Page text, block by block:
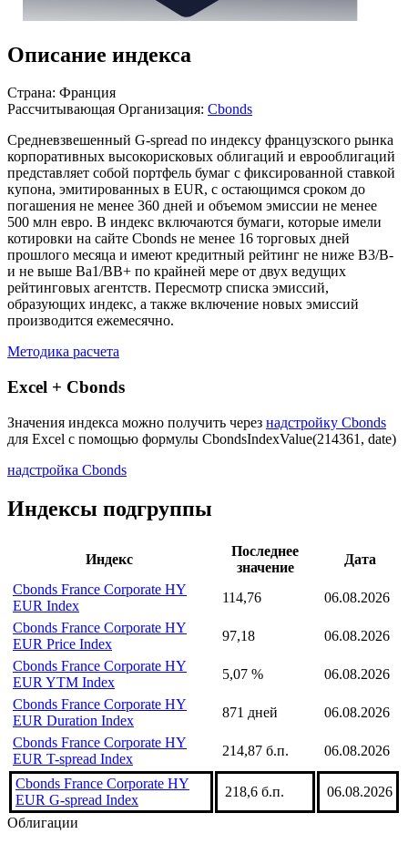
Описание индекса
Страна: Франция
Рассчитывающая Организация: Cbonds
Средневзвешенный G-spread по индексу французского рынка
корпоративных высокорисковых облигаций и еврооблигаций
представляет собой портфель бумаг с фиксированной ставкой
купона, эмитированных в EUR, с остающимся сроком до
погашения не менее 360 дней и объемом эмиссии не менее
500 млн евро. В индекс включаются бумаги, которые имели
котировки на сайте Cbonds не менее 16 торговых дней
прошлого месяца и имеют кредитный рейтинг не ниже B3/B-
и не выше Ba1/BB+ по крайней мере от двух ведущих
рейтинговых агентств. Пересмотр списка эмиссий,
образующих индекс, а также включение новых эмиссий
производится ежемесячно.
Методика расчета
Excel + Cbonds
Значения индекса можно получить через надстройку Cbonds
для Excel с помощью формулы CbondsIndexValue(214361, date)
надстройка Cbonds
Индексы подгруппы
Индекс
Последнее
значение
Дата
Cbonds France Corporate HY
EUR Index
114,76
06.08.2026
Cbonds France Corporate HY
EUR Price Index
97,18
06.08.2026
Cbonds France Corporate HY
EUR YTM Index
5,07 %
06.08.2026
Cbonds France Corporate HY
EUR Duration Index
871 дней
06.08.2026
Cbonds France Corporate HY
EUR T-spread Index
214,87 б.п. 06.08.2026
Cbonds France Corporate HY
EUR G-spread Index
218,6 б.п.
06.08.2026
Облигации